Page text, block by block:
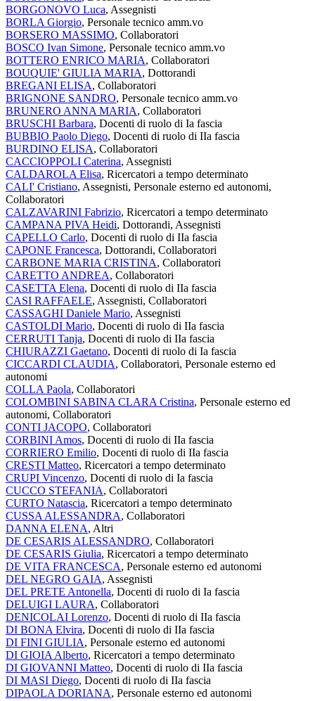
BORGONOVO Luca, Assegnisti
BORLA Giorgio, Personale tecnico amm.vo
BORSERO MASSIMO, Collaboratori
BOSCO Ivan Simone, Personale tecnico amm.vo
BOTTERO ENRICO MARIA, Collaboratori
BOUQUIE' GIULIA MARIA, Dottorandi
BREGANI ELISA, Collaboratori
BRIGNONE SANDRO, Personale tecnico amm.vo
BRUNERO ANNA MARIA, Collaboratori
BRUSCHI Barbara, Docenti di ruolo di Ia fascia
BUBBIO Paolo Diego, Docenti di ruolo di IIa fascia
BURDINO ELISA, Collaboratori
CACCIOPPOLI Caterina, Assegnisti
CALDAROLA Elisa, Ricercatori a tempo determinato
CALI' Cristiano, Assegnisti, Personale esterno ed autonomi,
Collaboratori
CALZAVARINI Fabrizio, Ricercatori a tempo determinato
CAMPANA PIVA Heidi, Dottorandi, Assegnisti
CAPELLO Carlo, Docenti di ruolo di IIa fascia
CAPONE Francesca, Dottorandi, Collaboratori
CARBONE MARIA CRISTINA, Collaboratori
CARETTO ANDREA, Collaboratori
CASETTA Elena, Docenti di ruolo di IIa fascia
CASI RAFFAELE, Assegnisti, Collaboratori
CASSAGHI Daniele Mario, Assegnisti
CASTOLDI Mario, Docenti di ruolo di IIa fascia
CERRUTI Tanja, Docenti di ruolo di IIa fascia
CHIURAZZI Gaetano, Docenti di ruolo di Ia fascia
CICCARDI CLAUDIA, Collaboratori, Personale esterno ed
autonomi
COLLA Paola, Collaboratori
COLOMBINI SABINA CLARA Cristina, Personale esterno ed
autonomi, Collaboratori
CONTI JACOPO, Collaboratori
CORBINI Amos, Docenti di ruolo di IIa fascia
CORRIERO Emilio, Docenti di ruolo di IIa fascia
CRESTI Matteo, Ricercatori a tempo determinato
CRUPI Vincenzo, Docenti di ruolo di Ia fascia
CUCCO STEFANIA, Collaboratori
CURTO Natascia, Ricercatori a tempo determinato
CUSSA ALESSANDRA, Collaboratori
DANNA ELENA, Altri
DE CESARIS ALESSANDRO, Collaboratori
DE CESARIS Giulia, Ricercatori a tempo determinato
DE VITA FRANCESCA, Personale esterno ed autonomi
DEL NEGRO GAIA, Assegnisti
DEL PRETE Antonella, Docenti di ruolo di Ia fascia
DELUIGI LAURA, Collaboratori
DENICOLAI Lorenzo, Docenti di ruolo di IIa fascia
DI BONA Elvira, Docenti di ruolo di IIa fascia
DI FINI GIULIA, Personale esterno ed autonomi
DI GIOIA Alberto, Ricercatori a tempo determinato
DI GIOVANNI Matteo, Docenti di ruolo di IIa fascia
DI MASI Diego, Docenti di ruolo di IIa fascia
DIPAOLA DORIANA, Personale esterno ed autonomi